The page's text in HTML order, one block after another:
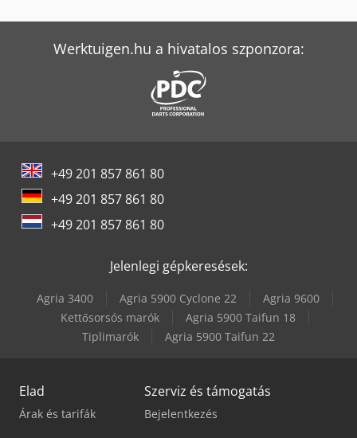
Werktuigen.hu a hivatalos szponzora:
+49 201 857 861 80
+49 201 857 861 80
+49 201 857 861 80
Jelenlegi gépkeresések:
Agria 3400 Agria 5900 Cyclone 22
Agria 9600
Kettősorsós marók
Agria 5900 Taifun 18
Tiplimarók
Agria 5900 Taifun 22
Elad
Árak és tarifák
Szerviz és támogatás
Bejelentkezés